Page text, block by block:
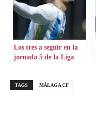
Los tres a seguir en la
jornada 5 de la Liga
TAGS MÁLAGA CF